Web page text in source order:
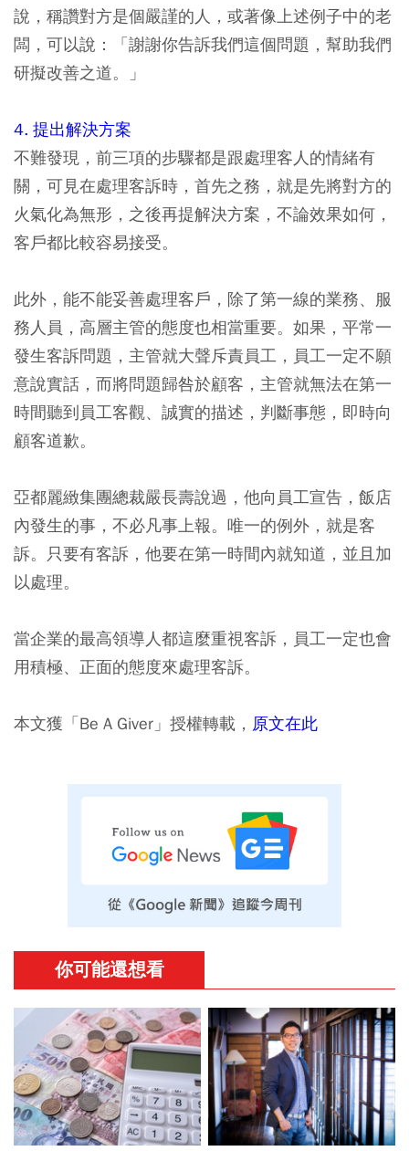
說，稱讚對方是個嚴謹的人，或著像上述例子中的老
闆，可以說：「謝謝你告訴我們這個問題，幫助我們
研擬改善之道。」
4. 提出解決方案
不難發現，前三項的步驟都是跟處理客人的情緒有
關，可見在處理客訴時，首先之務，就是先將對方的
火氣化為無形，之後再提解決方案，不論效果如何，
客戶都比較容易接受。
此外，能不能妥善處理客戶，除了第一線的業務、服
務人員，高層主管的態度也相當重要。如果，平常一
發生客訴問題，主管就大聲斥責員工，員工一定不願
意說實話，而將問題歸咎於顧客，主管就無法在第一
時間聽到員工客觀、誠實的描述，判斷事態，即時向
顧客道歉。
亞都麗緻集團總裁嚴長壽說過，他向員工宣告，飯店
內發生的事，不必凡事上報。唯一的例外，就是客
訴。只要有客訴，他要在第一時間內就知道，並且加
以處理。
當企業的最高領導人都這麼重視客訴，員工一定也會
用積極、正面的態度來處理客訴。
本文獲「Be A Giver」授權轉載， 原文在此